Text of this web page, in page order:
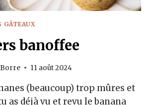
GÂTEAUX
banoffee
11 août 2024
(beaucoup) trop mûres et
as déjà vu et revu le banana